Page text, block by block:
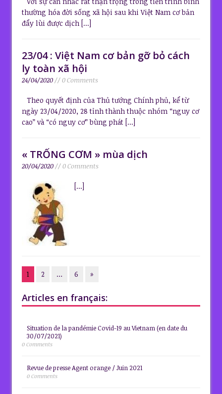
thường hóa đời sống xã hội sau khi Việt Nam cơ bản
đẩy lùi được dịch [...]
23/04 : Việt Nam cơ bản gỡ bỏ cách
ly toàn xã hội
24/04/2020// 0 Comments
Theo quyết định của Thủ tướng Chính phủ, kể từ
ngày 23/04/2020, 28 tỉnh thành thuộc nhóm “nguy cơ
cao” và “có nguy cơ” bùng phát [...]
« TRỐNG CƠM » mùa dịch
20/04/2020// 0 Comments
[...]
1 2 … 6 »
Articles en français:
Situation de la pandémie Covid-19 au Vietnam (en date du
30/07/2021)
0 Comments
Revue de presse Agent orange / Juin 2021
0 Comments